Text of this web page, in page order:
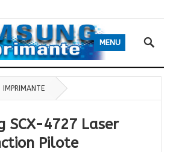
MENU
IMPRIMANTE
SCX-4727 Laser
Pilote